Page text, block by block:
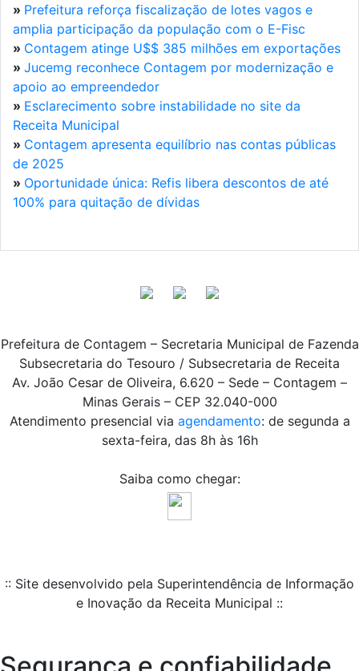
» Prefeitura reforça fiscalização de lotes vagos e
amplia participação da população com o E-Fisc
» Contagem atinge U$$ 385 milhões em exportações
» Jucemg reconhece Contagem por modernização e
apoio ao empreendedor
» Esclarecimento sobre instabilidade no site da
Receita Municipal
» Contagem apresenta equilíbrio nas contas públicas
de 2025
» Oportunidade única: Refis libera descontos de até
100% para quitação de dívidas
Prefeitura de Contagem – Secretaria Municipal de Fazenda
Subsecretaria do Tesouro / Subsecretaria de Receita
Av. João Cesar de Oliveira, 6.620 – Sede – Contagem –
Minas Gerais – CEP 32.040-000
Atendimento presencial via agendamento: de segunda a
sexta-feira, das 8h às 16h
Saiba como chegar:
:: Site desenvolvido pela Superintendência de Informação
e Inovação da Receita Municipal ::